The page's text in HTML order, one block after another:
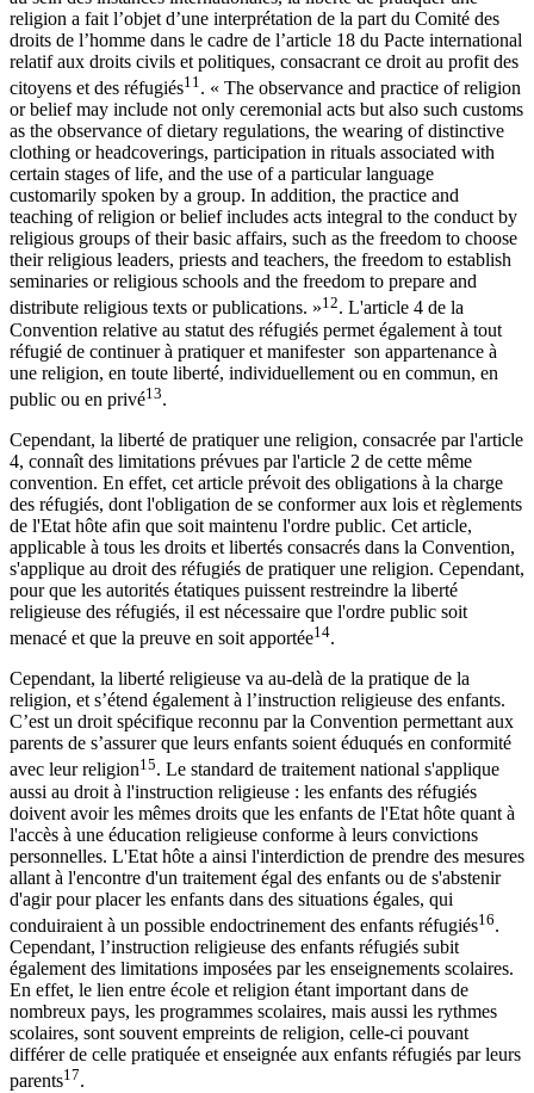
religion a fait l’objet d’une interprétation de la part du Comité des
droits de l’homme dans le cadre de l’article 18 du Pacte international
relatif aux droits civils et politiques, consacrant ce droit au profit des
citoyens et des réfugiés11. « The observance and practice of religion
or belief may include not only ceremonial acts but also such customs
as the observance of dietary regulations, the wearing of distinctive
clothing or headcoverings, participation in rituals associated with
certain stages of life, and the use of a particular language
customarily spoken by a group. In addition, the practice and
teaching of religion or belief includes acts integral to the conduct by
religious groups of their basic affairs, such as the freedom to choose
their religious leaders, priests and teachers, the freedom to establish
seminaries or religious schools and the freedom to prepare and
distribute religious texts or publications. »12. L'article 4 de la
Convention relative au statut des réfugiés permet également à tout
réfugié de continuer à pratiquer et manifester son appartenance à
une religion, en toute liberté, individuellement ou en commun, en
public ou en privé13.
Cependant, la liberté de pratiquer une religion, consacrée par l'article
4, connaît des limitations prévues par l'article 2 de cette même
convention. En effet, cet article prévoit des obligations à la charge
des réfugiés, dont l'obligation de se conformer aux lois et règlements
de l'Etat hôte afin que soit maintenu l'ordre public. Cet article,
applicable à tous les droits et libertés consacrés dans la Convention,
s'applique au droit des réfugiés de pratiquer une religion. Cependant,
pour que les autorités étatiques puissent restreindre la liberté
religieuse des réfugiés, il est nécessaire que l'ordre public soit
menacé et que la preuve en soit apportée14.
Cependant, la liberté religieuse va au-delà de la pratique de la
religion, et s’étend également à l’instruction religieuse des enfants.
C’est un droit spécifique reconnu par la Convention permettant aux
parents de s’assurer que leurs enfants soient éduqués en conformité
avec leur religion15. Le standard de traitement national s'applique
aussi au droit à l'instruction religieuse : les enfants des réfugiés
doivent avoir les mêmes droits que les enfants de l'Etat hôte quant à
l'accès à une éducation religieuse conforme à leurs convictions
personnelles. L'Etat hôte a ainsi l'interdiction de prendre des mesures
allant à l'encontre d'un traitement égal des enfants ou de s'abstenir
d'agir pour placer les enfants dans des situations égales, qui
conduiraient à un possible endoctrinement des enfants réfugiés16.
Cependant, l’instruction religieuse des enfants réfugiés subit
également des limitations imposées par les enseignements scolaires.
En effet, le lien entre école et religion étant important dans de
nombreux pays, les programmes scolaires, mais aussi les rythmes
scolaires, sont souvent empreints de religion, celle-ci pouvant
différer de celle pratiquée et enseignée aux enfants réfugiés par leurs
parents17.